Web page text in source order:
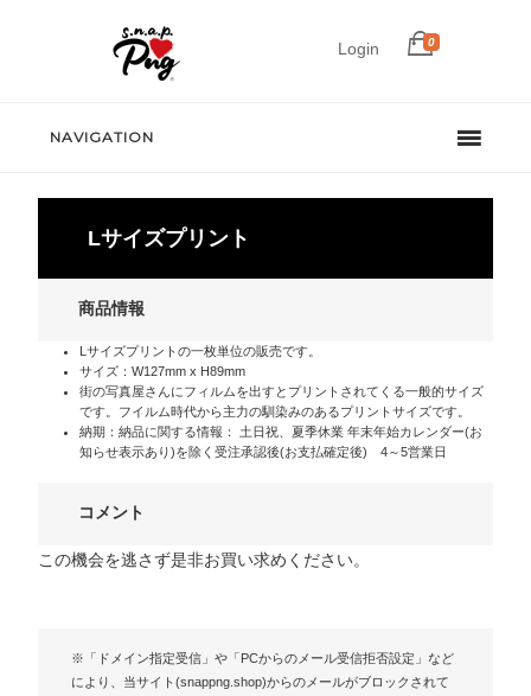
Login 0
NAVIGATION
Lサイズプリント
商品情報
Lサイズプリントの一枚単位の販売です。
サイズ：W127mm x H89mm
街の写真屋さんにフィルムを出すとプリントされてくる一般的サイズ
です。フイルム時代から主力の馴染みのあるプリントサイズです。
納期：納品に関する情報： 土日祝、夏季休業 年末年始カレンダー(お
知らせ表示あり)を除く受注承認後(お支払確定後) 4～5営業日
コメント
この機会を逃さず是非お買い求めください。
※「ドメイン指定受信」や「PCからのメール受信拒否設定」など
により、当サイト(snappng.shop)からのメールがブロックされて